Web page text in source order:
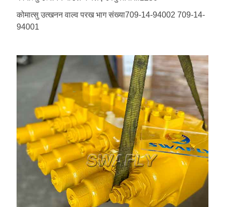
कोमात्सु उत्खनन वाल्व परख भाग संख्या709-14-94002 709-14-
94001